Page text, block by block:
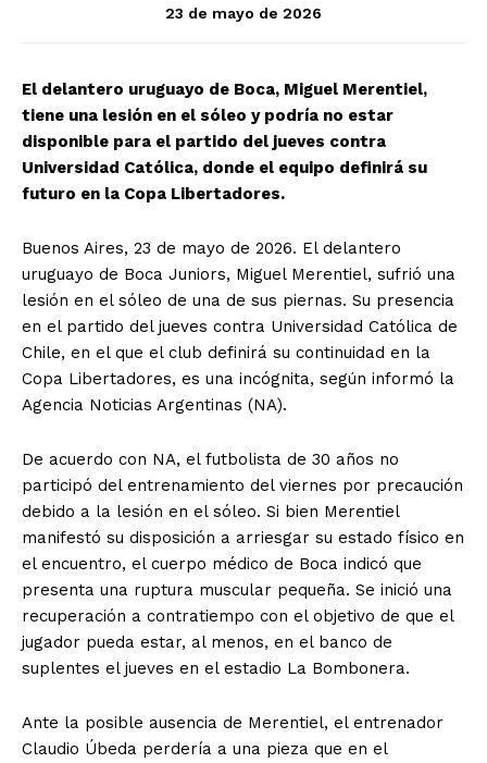
23 de mayo de 2026
El delantero uruguayo de Boca, Miguel Merentiel,
tiene una lesión en el sóleo y podría no estar
disponible para el partido del jueves contra
Universidad Católica, donde el equipo definirá su
futuro en la Copa Libertadores.
Buenos Aires, 23 de mayo de 2026. El delantero
uruguayo de Boca Juniors, Miguel Merentiel, sufrió una
lesión en el sóleo de una de sus piernas. Su presencia
en el partido del jueves contra Universidad Católica de
Chile, en el que el club definirá su continuidad en la
Copa Libertadores, es una incógnita, según informó la
Agencia Noticias Argentinas (NA).
De acuerdo con NA, el futbolista de 30 años no
participó del entrenamiento del viernes por precaución
debido a la lesión en el sóleo. Si bien Merentiel
manifestó su disposición a arriesgar su estado físico en
el encuentro, el cuerpo médico de Boca indicó que
presenta una ruptura muscular pequeña. Se inició una
recuperación a contratiempo con el objetivo de que el
jugador pueda estar, al menos, en el banco de
suplentes el jueves en el estadio La Bombonera.
Ante la posible ausencia de Merentiel, el entrenador
Claudio Úbeda perdería a una pieza que en el